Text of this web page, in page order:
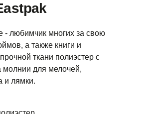
- любимчик многих за свою
а также книги и
ткани полиэстер с
молнии для мелочей,
и лямки.